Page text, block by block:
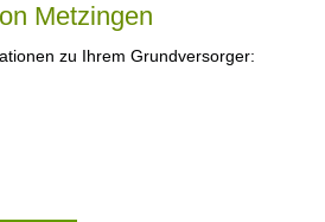
Metzingen
zu Ihrem Grundversorger: